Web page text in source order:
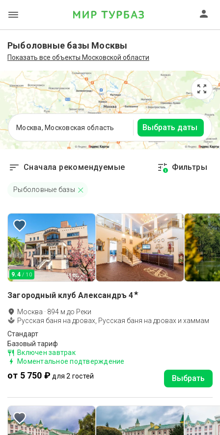
Рыболовные базы Москвы
Показать все объекты Московской области
Москва, Московская область Выбрать даты
Сначала рекомендуемые 1 Фильтры
Рыболовные базы
9.4 / 10
Загородный клуб Александръ 4★
Москва · 894 м до Реки
Русская баня на дровах, Русская баня на дровах и хаммам
Стандарт
Базовый тариф
Включен завтрак
Моментальное подтверждение
от 5 750 ₽ для 2 гостей Выбрать